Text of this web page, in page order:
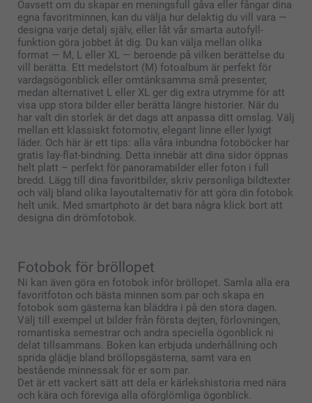
Oavsett om du skapar en meningsfull gåva eller fångar dina
egna favoritminnen, kan du välja hur delaktig du vill vara —
designa varje detalj själv, eller låt vår smarta autofyll-
funktion göra jobbet åt dig. Du kan välja mellan olika
format — M, L eller XL — beroende på vilken berättelse du
vill berätta. Ett medelstort (M) fotoalbum är perfekt för
vardagsögonblick eller omtänksamma små presenter,
medan alternativet L eller XL ger dig extra utrymme för att
visa upp stora bilder eller berätta längre historier. När du
har valt din storlek är det dags att anpassa ditt omslag. Välj
mellan ett klassiskt fotomotiv, elegant linne eller lyxigt
läder. Och här är ett tips: alla våra inbundna fotoböcker har
gratis lay-flat-bindning. Detta innebär att dina sidor öppnas
helt platt – perfekt för panoramabilder eller foton i full
bredd. Lägg till dina favoritbilder, skriv personliga bildtexter
och välj bland olika layoutalternativ för att göra din fotobok
helt unik. Med smartphoto är det bara några klick bort att
designa din drömfotobok.
Fotobok för bröllopet
Ni kan även göra en fotobok inför bröllopet. Samla alla era
favoritfoton och bästa minnen som par och skapa en
fotobok som gästerna kan bläddra i på den stora dagen.
Välj till exempel ut bilder från första dejten, förlovningen,
romantiska semestrar och andra speciella ögonblick ni
delat tillsammans. Boken kan erbjuda underhållning och
sprida glädje bland bröllopsgästerna, samt vara en
bestående minnessak för er som par.
Det är ett vackert sätt att dela er kärlekshistoria med nära
och kära och föreviga alla oförglömliga ögonblick.